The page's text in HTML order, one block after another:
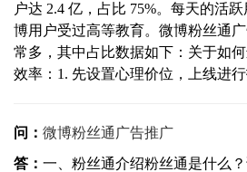
户达 2.4 亿，占比 75%。每天的活
博用户受过高等教育。微博粉丝通
常多，其中占比数据如下：关于如
效率：1. 先设置心理价位，上线进
问： 微博粉丝通广告推广
答： 一、粉丝通介绍粉丝通是什么